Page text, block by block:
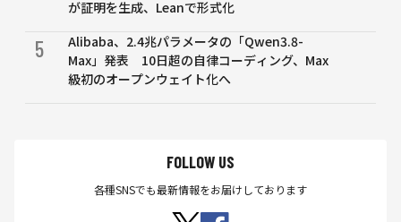
が証明を生成、Leanで形式化
5
Alibaba、2.4兆パラメータの「Qwen3.8-
Max」発表 10日超の自律コーディング、Max
級初のオープンウェイト化へ
FOLLOW US
各種SNSでも最新情報をお届けしております